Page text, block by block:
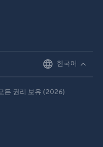
한국어
든 권리 보유 (2026)